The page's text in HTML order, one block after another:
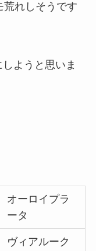
荒れしそうです
ようと思いま
オーロイプラ
ータ
ヴィアルーク